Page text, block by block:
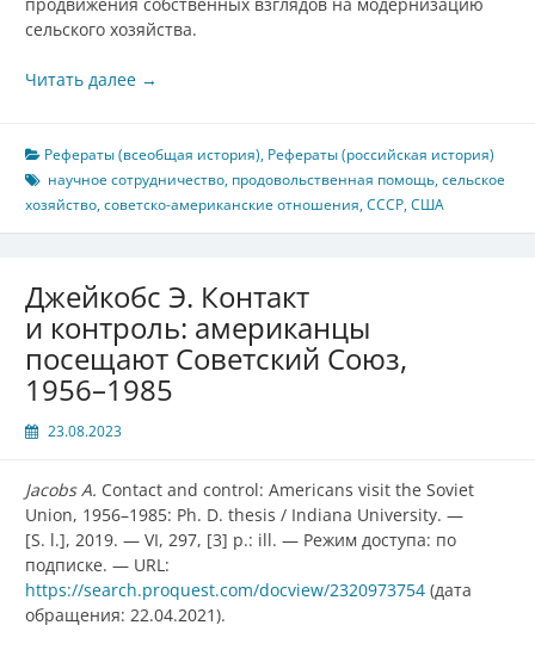
продвижения собственных взглядов на модернизацию
сельского хозяйства.
Читать далее →
Рефераты (всеобщая история), Рефераты (российская история)
научное сотрудничество, продовольственная помощь,сельское
хозяйство,советско-американские отношения,СССР,США
Джейкобс Э. Контакт
и контроль: американцы
посещают Советский Союз,
1956–1985
23.08.2023
Jacobs A. Contact and control: Americans visit the Soviet
Union, 1956–1985: Ph. D. thesis / Indiana University. —
[S. l.], 2019. — VI, 297, [3] p.: ill. — Режим доступа: по
подписке. — URL:
https://search.proquest.com/docview/2320973754 (дата
обращения: 22.04.2021).